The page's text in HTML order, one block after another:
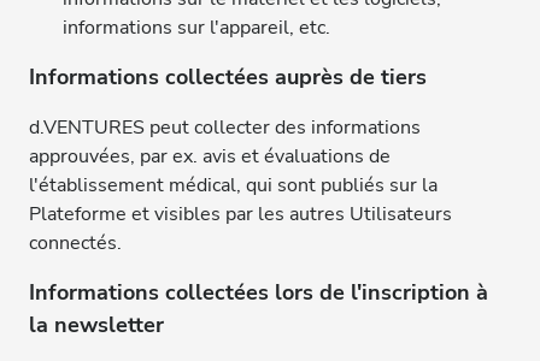
informations sur l'appareil, etc.
Informations collectées auprès de tiers
d.VENTURES peut collecter des informations
approuvées, par ex. avis et évaluations de
l'établissement médical, qui sont publiés sur la
Plateforme et visibles par les autres Utilisateurs
connectés.
Informations collectées lors de l'inscription à
la newsletter